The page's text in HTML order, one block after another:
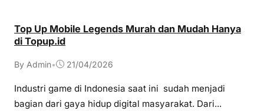
Top Up Mobile Legends Murah dan Mudah Hanya
di Topup.id
By Admin• 21/04/2026
Industri game di Indonesia saat ini sudah menjadi
bagian dari gaya hidup digital masyarakat. Dari...